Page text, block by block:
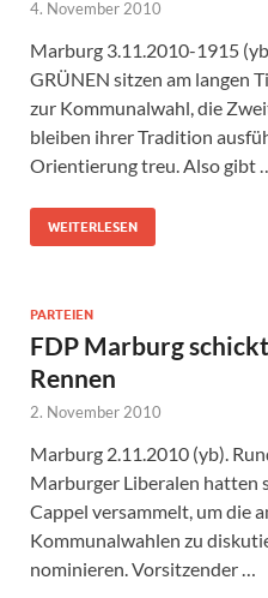
4. November 2010
Marburg 3.11.2010-1915
GRÜNEN sitzen am langen
zur Kommunalwahl, die
bleiben ihrer Tradition
Orientierung treu. Also gibt
WEITERLESEN
PARTEIEN
FDP Marburg
Rennen
2. November 2010
Marburg 2.11.2010 (yb).
Marburger Liberalen hatten
Cappel versammelt, um die
Kommunalwahlen zu
nominieren. Vorsitzender …